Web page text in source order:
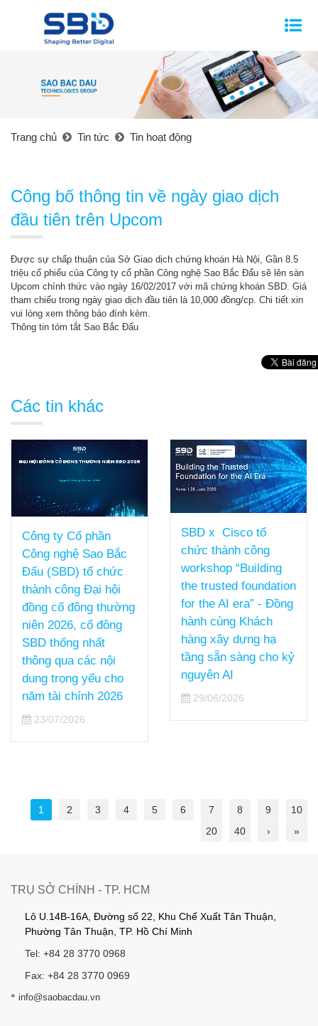
Trang chủ Tin tức Tin hoạt động
Công bố thông tin về ngày giao dịch
đầu tiên trên Upcom
Được sự chấp thuận của Sở Giao dịch chứng khoán Hà Nội, Gần 8.5
triệu cổ phiếu của Công ty cổ phần Công nghệ Sao Bắc Đẩu sẽ lên sàn
Upcom chính thức vào ngày 16/02/2017 với mã chứng khoán SBD. Giá
tham chiếu trong ngày giao dịch đầu tiên là 10,000 đồng/cp. Chi tiết xin
vui lòng xem thông báo đính kèm.
Thông tin tóm tắt Sao Bắc Đẩu
Các tin khác
Công ty Cổ phần
Công nghệ Sao Bắc
Đẩu (SBD) tổ chức
thành công Đại hội
đồng cổ đông thường
niên 2026, cổ đông
SBD thống nhất
thông qua các nội
dung trọng yếu cho
năm tài chính 2026
23/07/2026
SBD x Cisco tổ
chức thành công
workshop “Building
the trusted foundation
for the AI era” - Đồng
hành cùng Khách
hàng xây dựng hạ
tầng sẵn sàng cho kỷ
nguyên AI
29/06/2026
1 2 3 4 5 6 7 8 9
10
20
40 › »
TRỤ SỞ CHÍNH - TP. HCM
Lô U.14B-16A, Đường số 22, Khu Chế Xuất Tân Thuận,
Phường Tân Thuận, TP. Hồ Chí Minh
Tel: +84 28 3770 0968
Fax: +84 28 3770 0969
* info@saobacdau.vn